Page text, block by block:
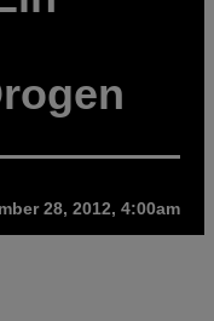
28, 2012, 4:00am